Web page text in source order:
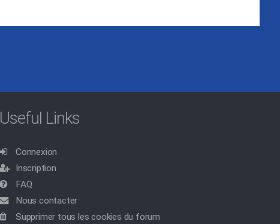
Useful Links
Connexion
Inscription
FAQ
Nous contacter
Supprimer tous les cookies du forum